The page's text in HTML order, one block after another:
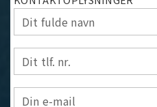
Dit fulde navn
Dit tlf. nr.
Din e-mail